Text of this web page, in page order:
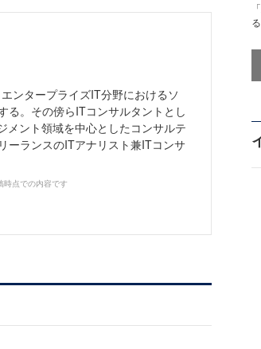
ンタープライズIT分野におけるソ
る。その傍らITコンサルタントとし
メント領域を中心としたコンサルテ
ーランスのITアナリスト兼ITコンサ
時点での内容です